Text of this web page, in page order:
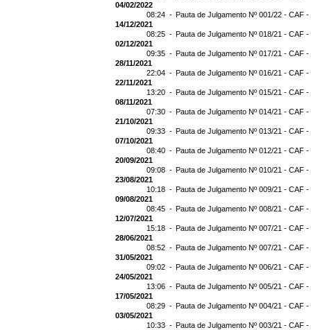
04/02/2022
08:24 - Pauta de Julgamento Nº 001/22 - CAF
14/12/2021
08:25 - Pauta de Julgamento Nº 018/21 - CAF
02/12/2021
09:35 - Pauta de Julgamento Nº 017/21 - CAF
28/11/2021
22:04 - Pauta de Julgamento Nº 016/21 - CAF
22/11/2021
13:20 - Pauta de Julgamento Nº 015/21 - CAF -
08/11/2021
07:30 - Pauta de Julgamento Nº 014/21 - CAF -
21/10/2021
09:33 - Pauta de Julgamento Nº 013/21 - CAF
07/10/2021
08:40 - Pauta de Julgamento Nº 012/21 - CAF
20/09/2021
09:08 - Pauta de Julgamento Nº 010/21 - CAF
23/08/2021
10:18 - Pauta de Julgamento Nº 009/21 - CAF
09/08/2021
08:45 - Pauta de Julgamento Nº 008/21 - CAF
12/07/2021
15:18 - Pauta de Julgamento Nº 007/21 - CAF
28/06/2021
08:52 - Pauta de Julgamento Nº 007/21 - CAF
31/05/2021
09:02 - Pauta de Julgamento Nº 006/21 - CAF
24/05/2021
13:06 - Pauta de Julgamento Nº 005/21 - CAF
17/05/2021
08:29 - Pauta de Julgamento Nº 004/21 - CAF
03/05/2021
10:33 - Pauta de Julgamento Nº 003/21 - CAF